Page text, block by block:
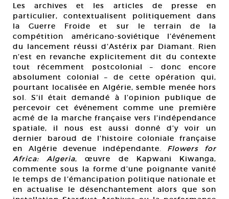
Les archives et les articles de presse en
particulier, contextualisent politiquement dans
la Guerre Froide et sur le terrain de la
compétition américano-soviétique l’événement
du lancement réussi d’Astérix par Diamant. Rien
n’est en revanche explicitement dit du contexte
tout récemment postcolonial – donc encore
absolument colonial – de cette opération qui,
pourtant localisée en Algérie, semble menée hors
sol. S’il était demandé à l’opinion publique de
percevoir cet événement comme une première
acmé de la marche française vers l’indépendance
spatiale, il nous est aussi donné d’y voir un
dernier baroud de l’histoire coloniale française
en Algérie devenue indépendante. Flowers for
Africa: Algeria, œuvre de Kapwani Kiwanga,
commente sous la forme d’une poignante vanité
le temps de l’émancipation politique nationale et
en actualise le désenchantement alors que son